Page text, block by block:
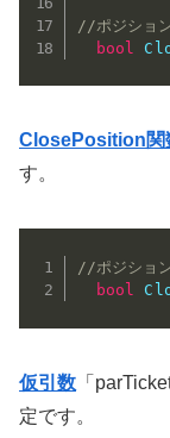
//ポジショ
bool
ClosePosition関
す。
//ポジショ
bool
仮引数 「
定です。